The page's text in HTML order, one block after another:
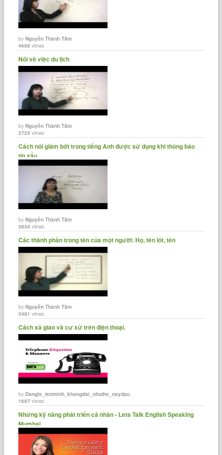
byNguyễn Thành Tâm
4688 views
Nói về việc du lịch
byNguyễn Thành Tâm
2725 views
Cách nói giảm bớt trong tiếng Anh được sử dụng khi thông báo
tin xấu
byNguyễn Thành Tâm
3634 views
Các thành phần trong tên của một người: Họ, tên lót, tên
byNguyễn Thành Tâm
3481 views
Cách xả giao và cư xử trên điện thoại.
byDangle_tenminh_khongdai_nhuthe_naydau
1697 views
Những kỹ năng phát triển cá nhân - Lets Talk English Speaking
Mumbai.